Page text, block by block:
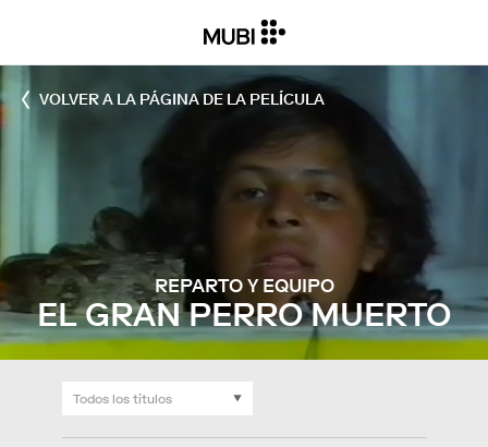
VOLVER A LA PÁGINA DE LA PELÍCULA
EL GRAN PERRO MUERTO
REPARTO Y EQUIPO